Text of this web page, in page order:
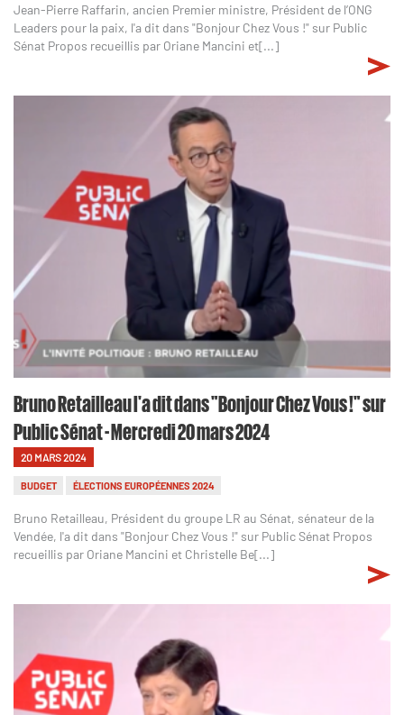
Jean-Pierre Raffarin, ancien Premier ministre, Président de l’ONG
Leaders pour la paix, l'a dit dans "Bonjour Chez Vous !" sur Public
Sénat Propos recueillis par Oriane Mancini et[...]
Bruno Retailleau l'a dit dans "Bonjour Chez Vous !" sur
Public Sénat - Mercredi 20 mars 2024
20 MARS 2024
BUDGET ÉLECTIONS EUROPÉENNES 2024
Bruno Retailleau, Président du groupe LR au Sénat, sénateur de la
Vendée, l'a dit dans "Bonjour Chez Vous !" sur Public Sénat Propos
recueillis par Oriane Mancini et Christelle Be[...]